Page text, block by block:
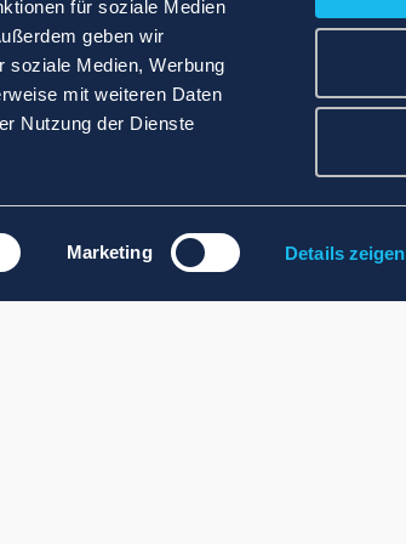
für soziale Medien
geben wir
soziale Medien, Werbung
mit weiteren Daten
Nutzung der Dienste
Marketing Details zeigen